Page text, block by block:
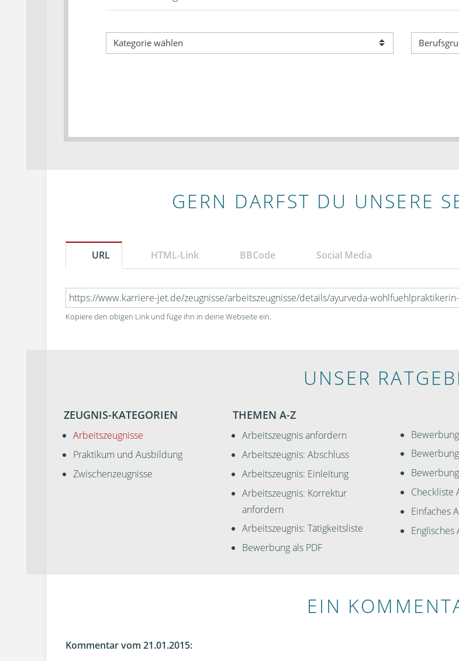
GERN DARFST DU UNSERE
URL HTML-Link BBCode Social Media
Kopiere den obigen Link und füge ihn in deine Webseite ein.
UNSER
ZEUGNIS-KATEGORIEN
Arbeitszeugnisse
Praktikum und Ausbildung
Zwischenzeugnisse
THEMEN A-Z
Arbeitszeugnis anfordern
Arbeitszeugnis: Abschluss
Arbeitszeugnis: Einleitung
Arbeitszeugnis: Korrektur
anfordern
Arbeitszeugnis: Tätigkeitsliste
Bewerbung als PDF
Checkliste
Einfaches
Englisches
EIN
Kommentar vom 21.01.2015: